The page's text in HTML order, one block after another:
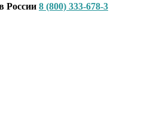
России 8 (800) 333-678-3